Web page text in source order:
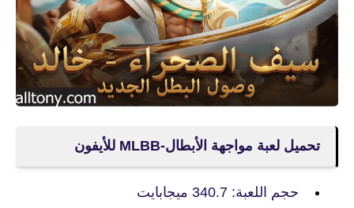
تحميل لعبة مواجهة الأبطال-MLBB‏ للأيفون
حجم اللعبة: 340.7 ميجابايت